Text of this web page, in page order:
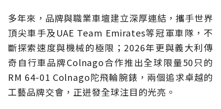
多年來，品牌與職業車壇建立深厚連結，攜手世界
頂尖車手及UAE Team Emirates等冠軍車隊，不
斷探索速度與機械的極限；2026年更與義大利傳
奇自行車品牌Colnago合作推出全球限量50只的
RM 64-01 Colnago陀飛輪腕錶，兩個追求卓越的
工藝品牌交會，正迸發全球注目的光亮。